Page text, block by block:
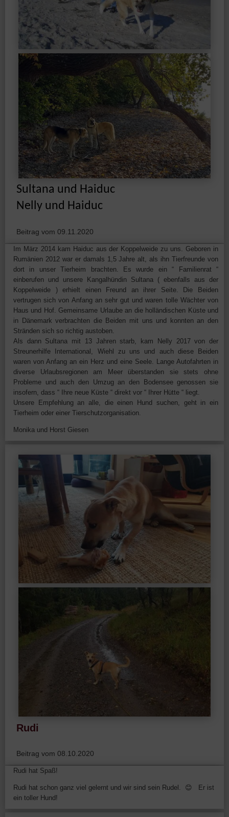
Sultana und Haiduc
Nelly und Haiduc
Beitrag vom 09.11.2020
Im März 2014 kam Haiduc aus der Koppelweide zu uns. Geboren in
Rumänien 2012 war er damals 1,5 Jahre alt, als ihn Tierfreunde von
dort in unser Tierheim brachten. Es wurde ein “ Familienrat “
einberufen und unsere Kangalhündin Sultana ( ebenfalls aus der
Koppelweide ) erhielt einen Freund an ihrer Seite. Die Beiden
vertrugen sich von Anfang an sehr gut und waren tolle Wächter von
Haus und Hof. Gemeinsame Urlaube an die holländischen Küste und
in Dänemark verbrachten die Beiden mit uns und konnten an den
Stränden sich so richtig austoben.
Als dann Sultana mit 13 Jahren starb, kam Nelly 2017 von der
Streunerhilfe International, Wiehl zu uns und auch diese Beiden
waren von Anfang an ein Herz und eine Seele. Lange Autofahrten in
diverse Urlaubsregionen am Meer überstanden sie stets ohne
Probleme und auch den Umzug an den Bodensee genossen sie
insofern, dass “ Ihre neue Küste “ direkt vor “ Ihrer Hütte “ liegt.
Unsere Empfehlung an alle, die einen Hund suchen, geht in ein
Tierheim oder einer Tierschutzorganisation.
Monika und Horst Giesen
Rudi
Beitrag vom 08.10.2020
Rudi hat Spaß!
Rudi hat schon ganz viel gelernt und wir sind sein Rudel. 😊 Er ist
ein toller Hund!